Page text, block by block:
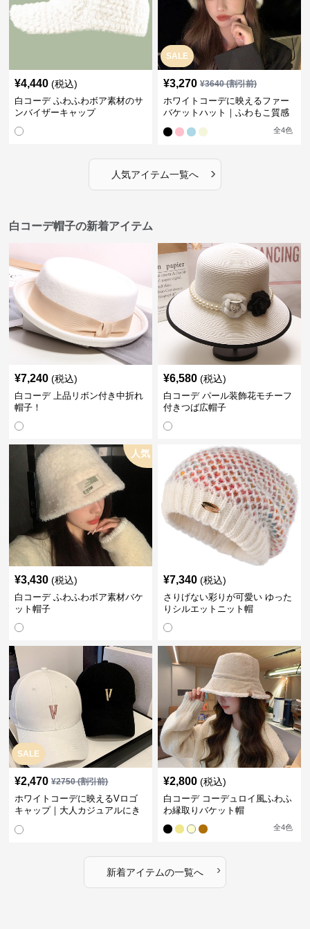
¥4,440 (税込)
白コーデ ふわふわボア素材のサ
ンバイザーキャップ
SALE
¥3,270 ¥3640(割引前)
ホワイトコーデに映えるファー
バケットハット｜ふわもこ質感
全4色
人気アイテム一覧へ ›
白コーデ帽子の新着アイテム
¥7,240 (税込)
白コーデ 上品リボン付き中折れ
帽子！
¥6,580 (税込)
白コーデ パール装飾花モチーフ
付きつば広帽子
人気
¥3,430 (税込)
白コーデ ふわふわボア素材バケ
ット帽子
¥7,340 (税込)
さりげない彩りが可愛い ゆった
りシルエットニット帽
SALE
¥2,470 ¥2750(割引前)
ホワイトコーデに映えるVロゴ
キャップ｜大人カジュアルにき
¥2,800 (税込)
白コーデ コーデュロイ風ふわふ
わ縁取りバケット帽
全4色
新着アイテムの一覧へ ›